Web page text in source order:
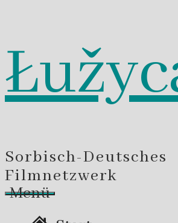
Zum
Inhalt
springen
Sorbisch-Deutsches
Filmnetzwerk
Menü